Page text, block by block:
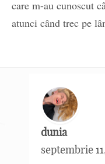
care m-au cunoscut
atunci când trec pe
dunia
septembrie